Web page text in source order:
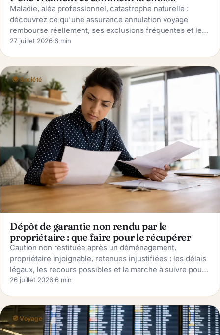
Maladie, aléa professionnel, catastrophe naturelle :
découvrez ce qu'une assurance annulation voyage
rembourse réellement, ses exclusions fréquentes et les
critères pour bien la choisir.
27 juillet 2026·6 min
🌍 Société
Dépôt de garantie non rendu par le
propriétaire : que faire pour le récupérer
Caution non restituée après un déménagement,
propriétaire injoignable, retenues injustifiées : les délais
légaux, les recours possibles et la marche à suivre pour
récupérer son dépôt de garantie.
26 juillet 2026·6 min
🧭 Voyage